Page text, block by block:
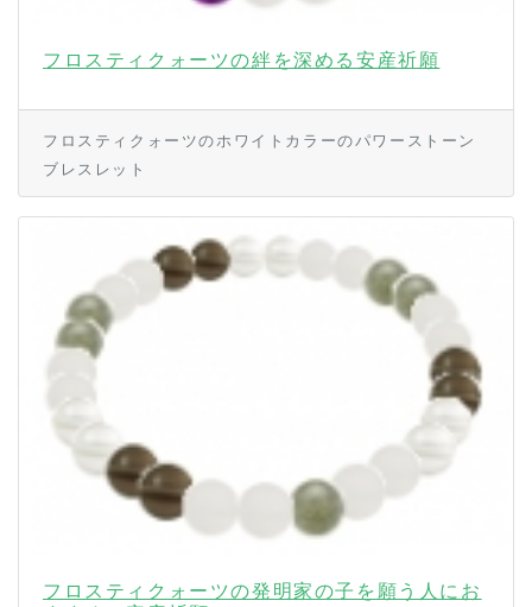
フロスティクォーツの絆を深める安産祈願
フロスティクォーツのホワイトカラーのパワーストーン
ブレスレット
フロスティクォーツの発明家の子を願う人にお